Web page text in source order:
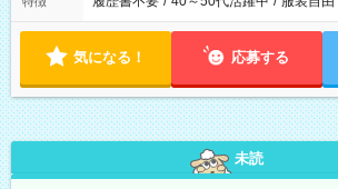
気になる！ 応募する
未読